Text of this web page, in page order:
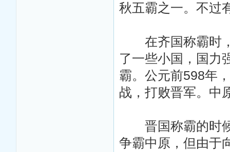
秋五霸之一。不过
在齐国称霸时，
了一些小国，国力
霸。公元前598年
战，打败晋军。中
晋国称霸的时候
争霸中原，但由于